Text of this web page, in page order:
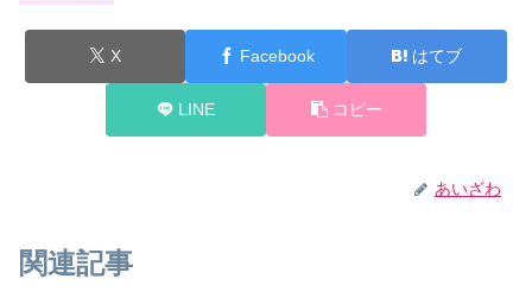
X Facebook はてブ
LINE コピー
あいざわ
関連記事